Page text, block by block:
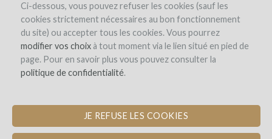
Ci-dessous, vous pouvez refuser les cookies (sauf les
cookies strictement nécessaires au bon fonctionnement
du site) ou accepter tous les cookies. Vous pourrez
modifier vos choixà tout moment via le lien situé en pied de
page. Pour en savoir plus vous pouvez consulter la
politique de confidentialité.
JE REFUSE LES COOKIES
Château Clarisse
ET ACQUISITION D'UN BÂTIMENT DE
STOCKAGE